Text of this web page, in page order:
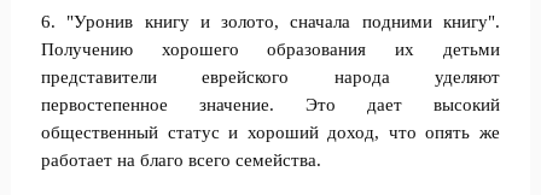
6. "Уронив книгу и золото, сначала подними книгу".
Получению хорошего образования их детьми
представители еврейского народа уделяют
первостепенное значение. Это дает высокий
общественный статус и хороший доход, что опять же
работает на благо всего семейства.